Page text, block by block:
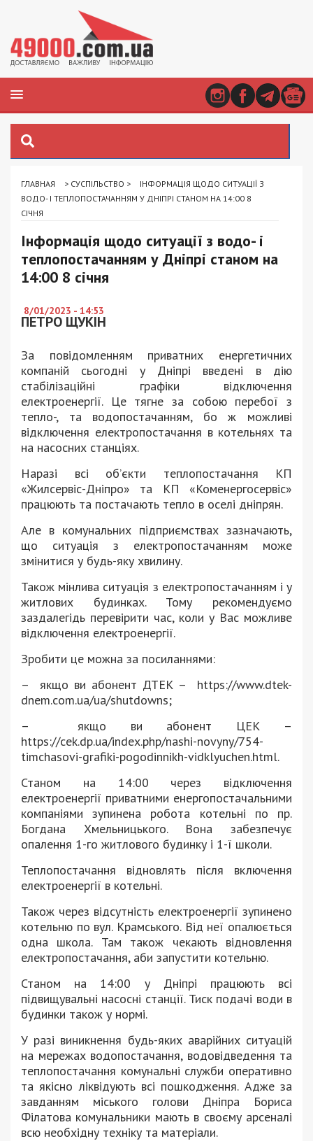
ГЛАВНАЯ > СУСПІЛЬСТВО >
ІНФОРМАЦІЯ ЩОДО СИТУАЦІЇ З
ВОДО- І ТЕПЛОПОСТАЧАННЯМ У ДНІПРІ СТАНОМ НА 14:00 8
СІЧНЯ
Інформація щодо ситуації з водо- і
теплопостачанням у Дніпрі станом на
14:00 8 січня
8/01/2023 - 14:53
ПЕТРО ЩУКІН
За повідомленням приватних енергетичних
компаній сьогодні у Дніпрі введені в дію
стабілізаційні графіки відключення
електроенергії. Це тягне за собою перебої з
тепло-, та водопостачанням, бо ж можливі
відключення електропостачання в котельнях та
на насосних станціях.
Наразі всі об’єкти теплопостачання КП
«Жилсервіс-Дніпро» та КП «Коменергосервіс»
працюють та постачають тепло в оселі дніпрян.
Але в комунальних підприємствах зазначають,
що ситуація з електропостачанням може
змінитися у будь-яку хвилину.
Також мінлива ситуація з електропостачанням і у
житлових будинках. Тому рекомендуємо
заздалегідь перевірити час, коли у Вас можливе
відключення електроенергії.
Зробити це можна за посиланнями:
– якщо ви абонент ДТЕК – https://www.dtek-
dnem.com.ua/ua/shutdowns;
– якщо ви абонент ЦЕК –
https://cek.dp.ua/index.php/nashi-novyny/754-
timchasovi-grafiki-pogodinnikh-vidklyuchen.html.
Станом на 14:00 через відключення
електроенергії приватними енергопостачальними
компаніями зупинена робота котельні по пр.
Богдана Хмельницького. Вона забезпечує
опалення 1-го житлового будинку і 1-ї школи.
Теплопостачання відновлять після включення
електроенергії в котельні.
Також через відсутність електроенергії зупинено
котельню по вул. Крамського. Від неї опалюється
одна школа. Там також чекають відновлення
електропостачання, аби запустити котельню.
Станом на 14:00 у Дніпрі працюють всі
підвищувальні насосні станції. Тиск подачі води в
будинки також у нормі.
У разі виникнення будь-яких аварійних ситуацій
на мережах водопостачання, водовідведення та
теплопостачання комунальні служби оперативно
та якісно ліквідують всі пошкодження. Адже за
завданням міського голови Дніпра Бориса
Філатова комунальники мають в своєму арсеналі
всю необхідну техніку та матеріали.